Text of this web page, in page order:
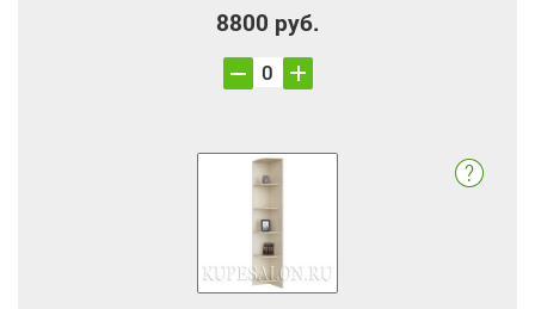
8800 руб.